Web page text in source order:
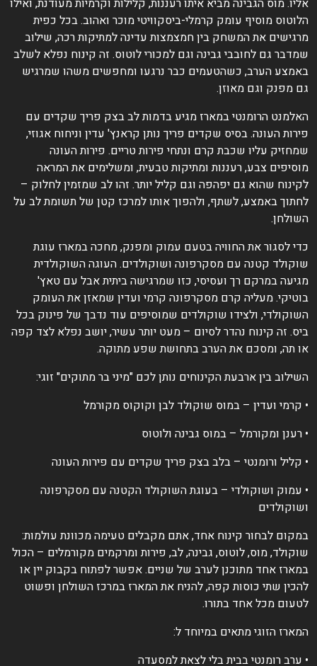
אליו. מוס הגבינה מביא איתו רעננות, קלילות וקרמיות מעודנת, ואילו
הלוטוס מוסיף עומק קרמלי-ביסקוויטי מוכר ואהוב. בכל כפית
מרגישים את המשחק בין חמצמצות עדינה למתיקות רכה, שילוב
שמדבר גם לחובבי גבינה וגם למכורי לוטוס. זה קינוח נפלא לשלב
באמצע הערב, כשהטעמים כבר נרגעו ומחפשים משהו שמרגיש
גם מפנק וגם מאוזן.
האלמנט הרומנטי במארז מגיע בדמות לב בצק פריך שקדים עם
פירות העונה. בסיס שקדים פריך נותן קראנץ' עדין וניחוח אגוזי,
שמחזיק עליו שכבת קרם ונתחי פירות טריים. פירות העונה
מוסיפים צבע, רעננות ומתיקות טבעית, ומשלימים את המראה
לקינוח שהוא גם יפהפה וגם קליל יותר. זהו לב שמזמין לחלוק –
לחתוך באמצע, לשתף, ולהפוך אותו למרכז קטן של תשומת לב על
השולחן.
כדי לסגור את החוויה בטעם עמוק ומפנק, מחכה במארז עוגת
שוקולד קטנה עם מסקרפונה ושוקולדים. העוגה השוקולדית
מגיעה במרקם רך ועסיסי, כזו שמרגישה ביתית אבל עם טאץ'
בוטיקי. מעליה קרם מסקרפונה קרמי ועדין שמאזן את העומק
השוקולדי, ולצידו שוקולדים שמוסיפים עוד נדבך של פינוק בכל
ביס. זה קינוח נהדר לסיום – מעט יותר עשיר, יושב נפלא לצד קפה
או תה, ומסכם את הערב בתחושת שפע מתוקה.
השילוב בין ארבעת הקינוחים נותן לכם "מיני בר מתוקים" זוגי:
• קרמי ועדין – במוס שוקולד לבן וקוקוס מקורמל
• רענן ומקורמל – במוס גבינה ולוטוס
• קליל ורומנטי – בלב בצק פריך שקדים עם פירות העונה
• עמוק ושוקולדי – בעוגת השוקולד הקטנה עם מסקרפונה
ושוקולדים
במקום לבחור קינוח אחד, אתם מקבלים טעימה מכוונת עולמות:
שוקולד, מוס, לוטוס, גבינה, לב, פירות ומרקמים מקורמלים – הכול
במארז אחד מתוכנן לערב של שניים. אפשר לפתוח בקבוק יין או
להכין שתי כוסות קפה, להניח את המארז במרכז השולחן ופשוט
לטעום מכל אחד בתורו.
המארז הזוגי מתאים במיוחד ל:
• ערב רומנטי בבית בלי לצאת למסעדה